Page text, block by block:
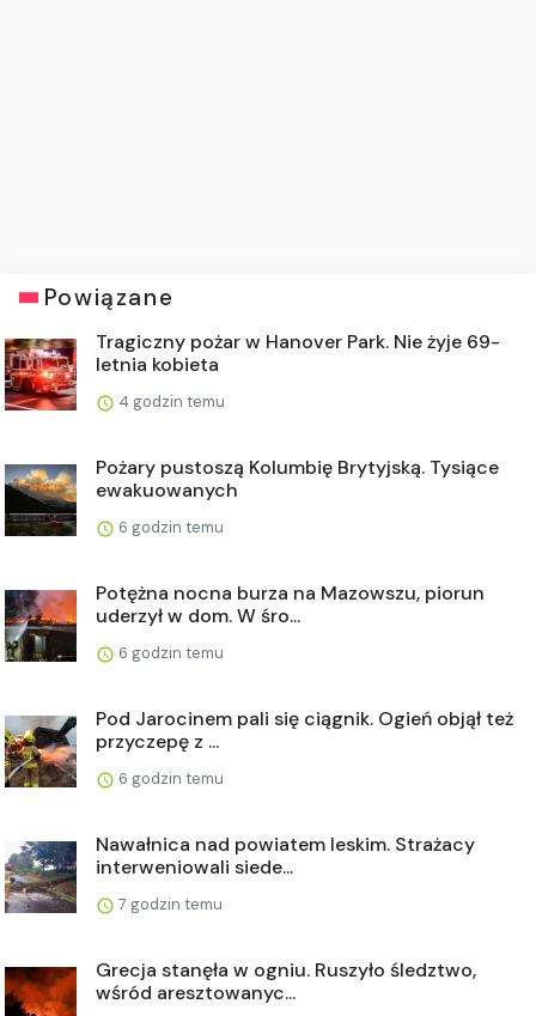
Powiązane
Tragiczny pożar w Hanover Park. Nie żyje 69-
letnia kobieta
4 godzin temu
Pożary pustoszą Kolumbię Brytyjską. Tysiące
ewakuowanych
6 godzin temu
Potężna nocna burza na Mazowszu, piorun
uderzył w dom. W śro...
6 godzin temu
Pod Jarocinem pali się ciągnik. Ogień objął też
przyczepę z ...
6 godzin temu
Nawałnica nad powiatem leskim. Strażacy
interweniowali siede...
7 godzin temu
Grecja stanęła w ogniu. Ruszyło śledztwo,
wśród aresztowanyc...